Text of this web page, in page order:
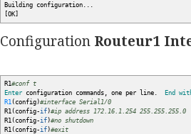
Building configuration...
[OK
Configuration Routeur1
R1#conf t
Enter configuration commands, one per line. End
R1 (config )#interface Serial1/0
R1 (config- if )#ip address 172.16.1.254 255.255.255.0
R1 (config- if )#no shutdown
R1 (config- if )#exit